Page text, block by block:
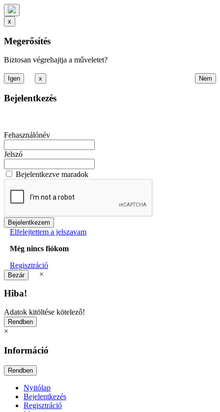
x
Megerősítés
Biztosan végrehajtja a műveletet?
x
Bejelentkezés
Fehasználónév
Jelszó
Bejelentkezve maradok
Elfelejtettem a jelszavam
Még nincs fiókom
Regisztráció
×
Hiba!
Adatok kitöltése kötelező!
×
Információ
Nyitólap
Bejelentkezés
Regisztráció